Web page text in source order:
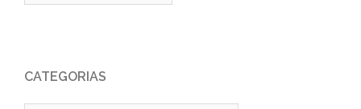
CATEGORIAS